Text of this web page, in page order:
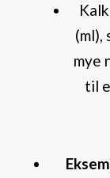
mye
til